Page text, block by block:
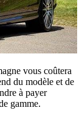
vous coûtera
du modèle et de
à payer
gamme.